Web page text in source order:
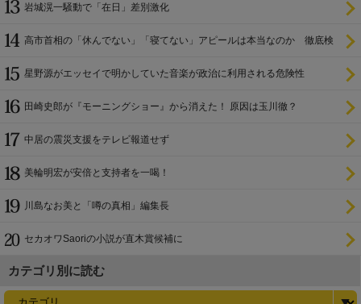
岩城滉一騒動で「在日」差別激化
高市首相の「休んでない」「寝てない」アピールは本当なのか 徹底検
星野源がエッセイで明かしていた音楽が政治に利用される危険性
田崎史郎が『モーニングショー』から消えた！ 原因は玉川徹？
中居の震災支援をテレビ報道せず
美輪明宏が安倍と支持者を一喝！
川島なお美と「噂の真相」編集長
セカオワSaoriの小説が直木賞候補に
カテゴリ別に読む